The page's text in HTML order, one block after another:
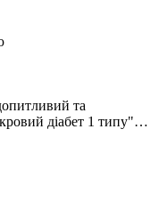
та
діабет 1 типу"…